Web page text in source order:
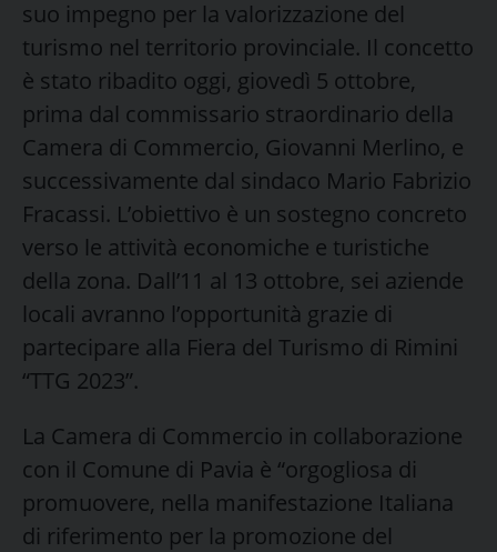
suo impegno per la valorizzazione del
turismo nel territorio provinciale. Il concetto
è stato ribadito oggi, giovedì 5 ottobre,
prima dal commissario straordinario della
Camera di Commercio, Giovanni Merlino, e
successivamente dal sindaco Mario Fabrizio
Fracassi. L’obiettivo è un sostegno concreto
verso le attività economiche e turistiche
della zona. Dall’11 al 13 ottobre, sei aziende
locali avranno l’opportunità grazie di
partecipare alla Fiera del Turismo di Rimini
“TTG 2023”.
La Camera di Commercio in collaborazione
con il Comune di Pavia è “orgogliosa di
promuovere, nella manifestazione Italiana
di riferimento per la promozione del